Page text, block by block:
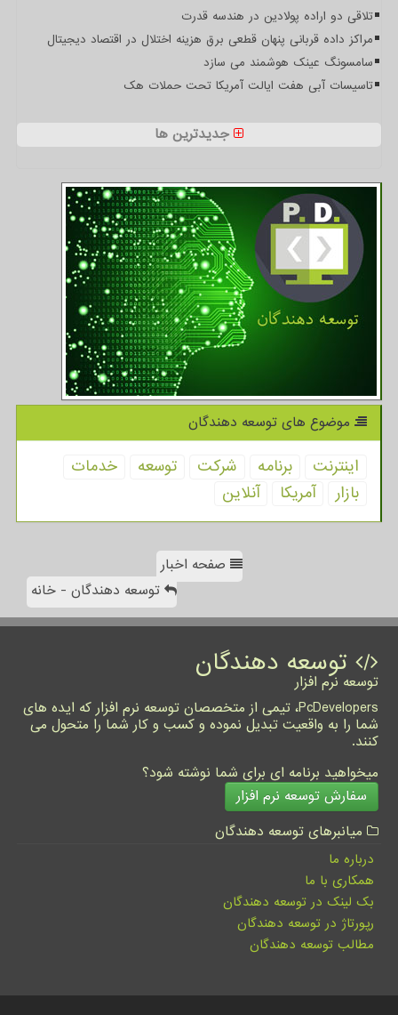
تلاقی دو اراده پولادین در هندسه قدرت
مراکز داده قربانی پنهان قطعی برق هزینه اختلال در اقتصاد دیجیتال
سامسونگ عینک هوشمند می سازد
تاسیسات آبی هفت ایالت آمریکا تحت حملات هک
جدیدترین ها
موضوع های توسعه دهندگان
اینترنت برنامه شركت توسعه
خدمات
بازار
آمریكا آنلاین
صفحه اخبار
توسعه دهندگان - خانه
توسعه دهندگان
توسعه نرم افزار
PcDevelopers، تیمی از متخصصان توسعه نرم افزار که ایده های
شما را به واقعیت تبدیل نموده و کسب و کار شما را متحول می
کنند.
میخواهید برنامه ای برای شما نوشته شود؟
سفارش توسعه نرم افزار
میانبرهای توسعه دهندگان
درباره ما
همکاری با ما
بک لینک در توسعه دهندگان
رپورتاژ در توسعه دهندگان
مطالب توسعه دهندگان